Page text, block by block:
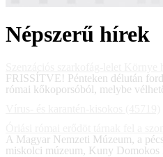
Népszerű hírek
FRISSÍTVE! Pénteken délután
római kőkoporsóból, melybe
A Magyar Nemzeti Múzeum, a
miskolci múzeum, Kuny